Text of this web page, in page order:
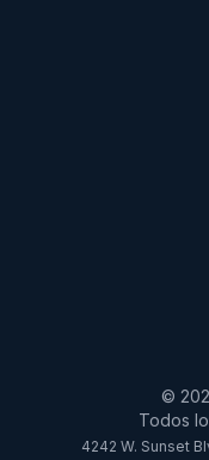
©
Todos
4242 W. Sunset